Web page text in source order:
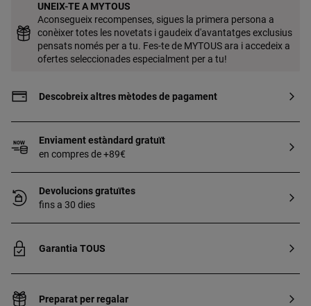
UNEIX-TE A MYTOUS
Aconsegueix recompenses, sigues la primera persona a
conèixer totes les novetats i gaudeix d'avantatges exclusius
pensats només per a tu. Fes-te de MYTOUS ara i accedeix a
ofertes seleccionades especialment per a tu!
Descobreix altres mètodes de pagament
Enviament estàndard gratuït
en compres de +89€
Devolucions gratuïtes
fins a 30 dies
Garantia TOUS
Preparat per regalar